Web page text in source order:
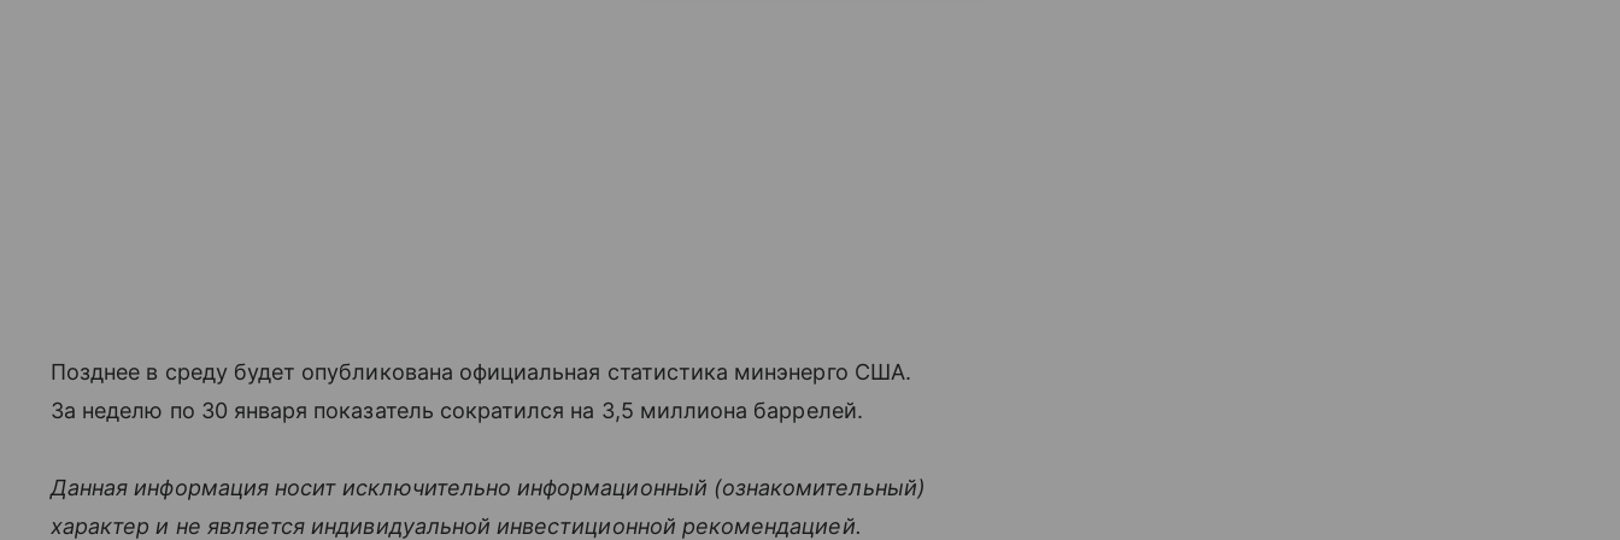
Позднее в среду будет опубликована официальная статистика минэнерго США.
За неделю по 30 января показатель сократился на 3,5 миллиона баррелей.
Данная информация носит исключительно информационный (ознакомительный)
характер и не является индивидуальной инвестиционной рекомендацией.